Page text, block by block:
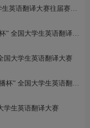
往届赛题公开丨“中外传播杯”全国大学生英语翻译大赛往届赛题公开
主办单位通知文件丨第三届“中外传播杯” 全国大学生英语翻译大赛
国大学生英语翻译大赛
交稿要求及评审标准丨第三届“中外传播杯” 全国大学生英语翻译大赛
学生英语翻译大赛